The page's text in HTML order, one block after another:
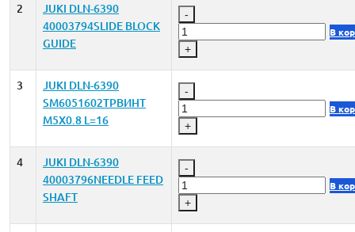
2
JUKI DLN-6390
40003794SLIDE BLOCK
GUIDE
-
+
В
3
JUKI DLN-6390
SM6051602TPВИНТ
M5X0.8 L=16
-
+
В
4
JUKI DLN-6390
40003796NEEDLE FEED
SHAFT
-
+
В